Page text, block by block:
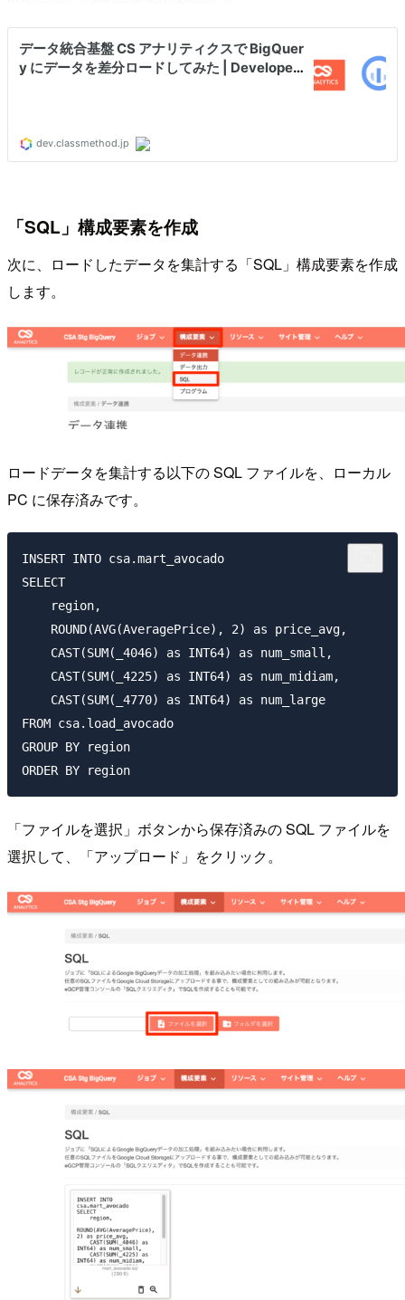
「SQL」構成要素を作成
次に、ロードしたデータを集計する「SQL」構成要素を作成
します。
ロードデータを集計する以下の SQL ファイルを、ローカル
PC に保存済みです。
INSERT INTO csa.mart_avocado
SELECT
    region,
    ROUND(AVG(AveragePrice), 2) as price_avg,
    CAST(SUM(_4046) as INT64) as num_small,
    CAST(SUM(_4225) as INT64) as num_midiam,
    CAST(SUM(_4770) as INT64) as num_large
FROM csa.load_avocado
GROUP BY region
「ファイルを選択」ボタンから保存済みの SQL ファイルを
選択して、「アップロード」をクリック。